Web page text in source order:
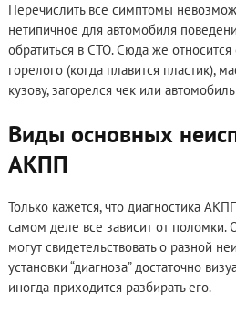
Перечислить все симптомы
нетипичное для автомобиля
обратиться в СТО. Сюда же
горелого (когда плавится пластик),
кузову, загорелся чек или
Виды основных
АКПП
Только кажется, что диагностика
самом деле все зависит от
могут свидетельствовать о разной
установки “диагноза” достаточно
иногда приходится разбирать его.